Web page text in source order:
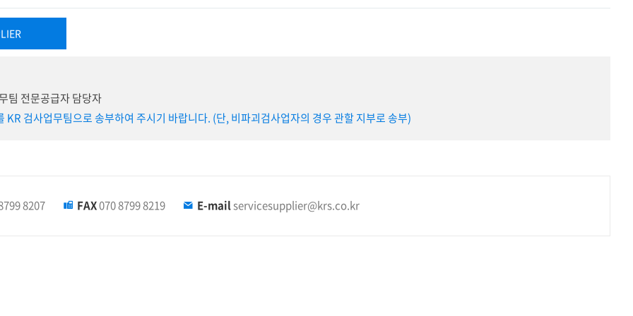
팀 전문공급자 담당자
검사업무팀으로 송부하여 주시기 바랍니다. (단, 비파괴검사업자의 경우 관할 지부로 송부)
8207 FAX070 8799 8219 E-mailservicesupplier@krs.co.kr